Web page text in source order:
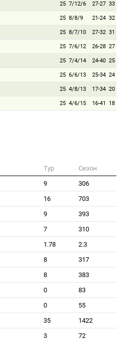
25 7/12/6 27-27 33
25 8/8/9 21-24 32
25 8/7/10 27-32 31
25 7/6/12 26-28 27
25 7/4/14 24-40 25
25 6/6/13 25-34 24
25 4/8/13 17-34 20
25 4/6/15 16-41 18
Тур
Сезон
9
306
16
703
9
393
7
310
1.78
2.3
8
317
8
383
0
83
0
55
35
1422
3
72